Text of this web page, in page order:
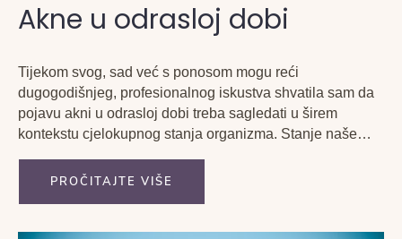
Akne u odrasloj dobi
Tijekom svog, sad već s ponosom mogu reći
dugogodišnjeg, profesionalnog iskustva shvatila sam da
pojavu akni u odrasloj dobi treba sagledati u širem
kontekstu cjelokupnog stanja organizma. Stanje naše
različitim razinama.
PROČITAJTE VIŠE